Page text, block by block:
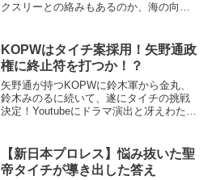
クスリーとの絡みもあるのか、海の向こ
KOPWはタイチ案採用！矢野通政
権に終止符を打つか！？
矢野通が持つKOPWに鈴木軍から金丸、
鈴木みのるに続いて、遂にタイチの挑戦
決定！Youtubeにドラマ演出と冴えわたる
【新日本プロレス】悩み抜いた聖
帝タイチが導き出した答え